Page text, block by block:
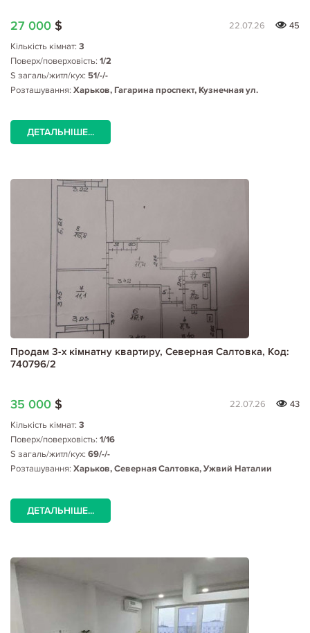
27 000 $ 22.07.26
45
Кількість кімнат: 3
Поверх/поверховість: 1/2
S загаль/житл/кух: 51/-/-
Розташування: Харьков, Гагарина проспект, Кузнечная ул.
ДЕТАЛЬНІШЕ...
Продам 3-х кімнатну квартиру, Северная Салтовка, Код:
740796/2
35 000 $ 22.07.26
43
Кількість кімнат: 3
Поверх/поверховість: 1/16
S загаль/житл/кух: 69/-/-
Розташування: Харьков, Северная Салтовка, Ужвий Наталии
ДЕТАЛЬНІШЕ...